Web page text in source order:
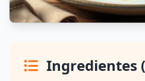
Ingredientes